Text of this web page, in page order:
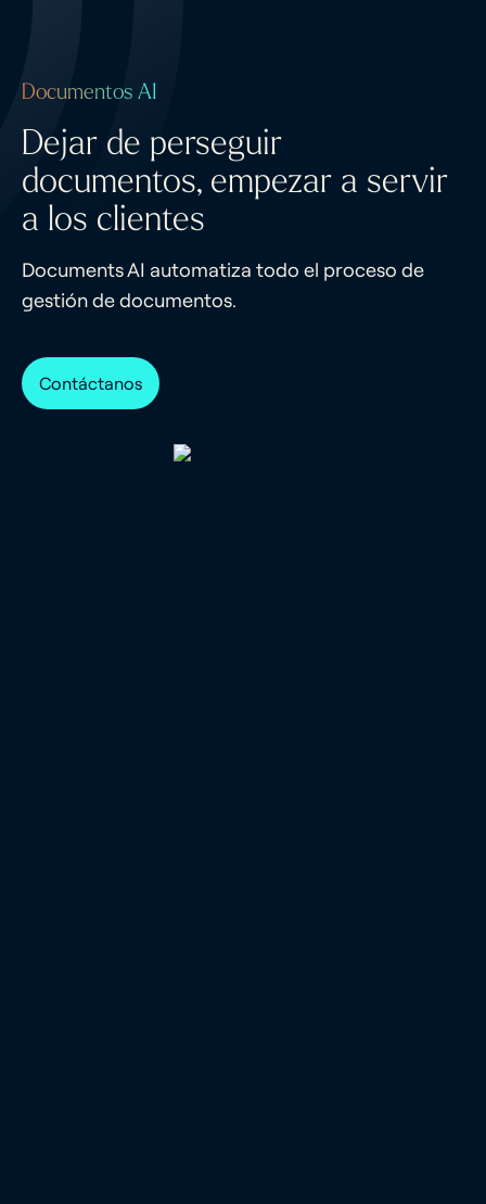
Documentos AI
Dejar de perseguir
documentos, empezar a servir
a los clientes
Documents AI automatiza todo el proceso de
gestión de documentos.
Contáctanos